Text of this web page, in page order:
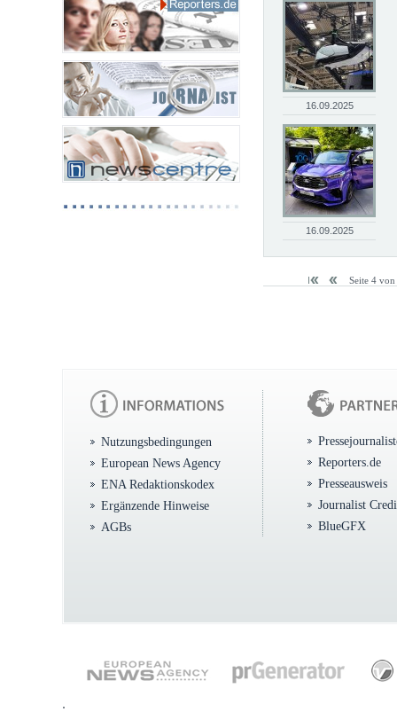
16.09.2025
16.09.2025
Seite 4 von
Nutzungsbedingungen
European News Agency
ENA Redaktionskodex
Ergänzende Hinweise
AGBs
Reporters.de
Presseausweis
Journalist
BlueGFX
.